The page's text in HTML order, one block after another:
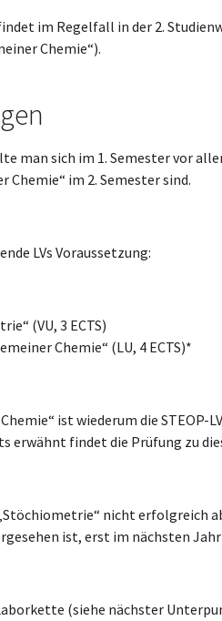
im Regelfall in der 2.
Chemie“).
man sich im 1. Semester vor
Chemie“ im 2. Semester sind.
LVs Voraussetzung:
(VU, 3 ECTS)
Chemie“ (LU, 4 ECTS)*
ist wiederum die
erwähnt findet die Prüfung zu
nicht erfolgreich
ist, erst im nächsten
(siehe nächster